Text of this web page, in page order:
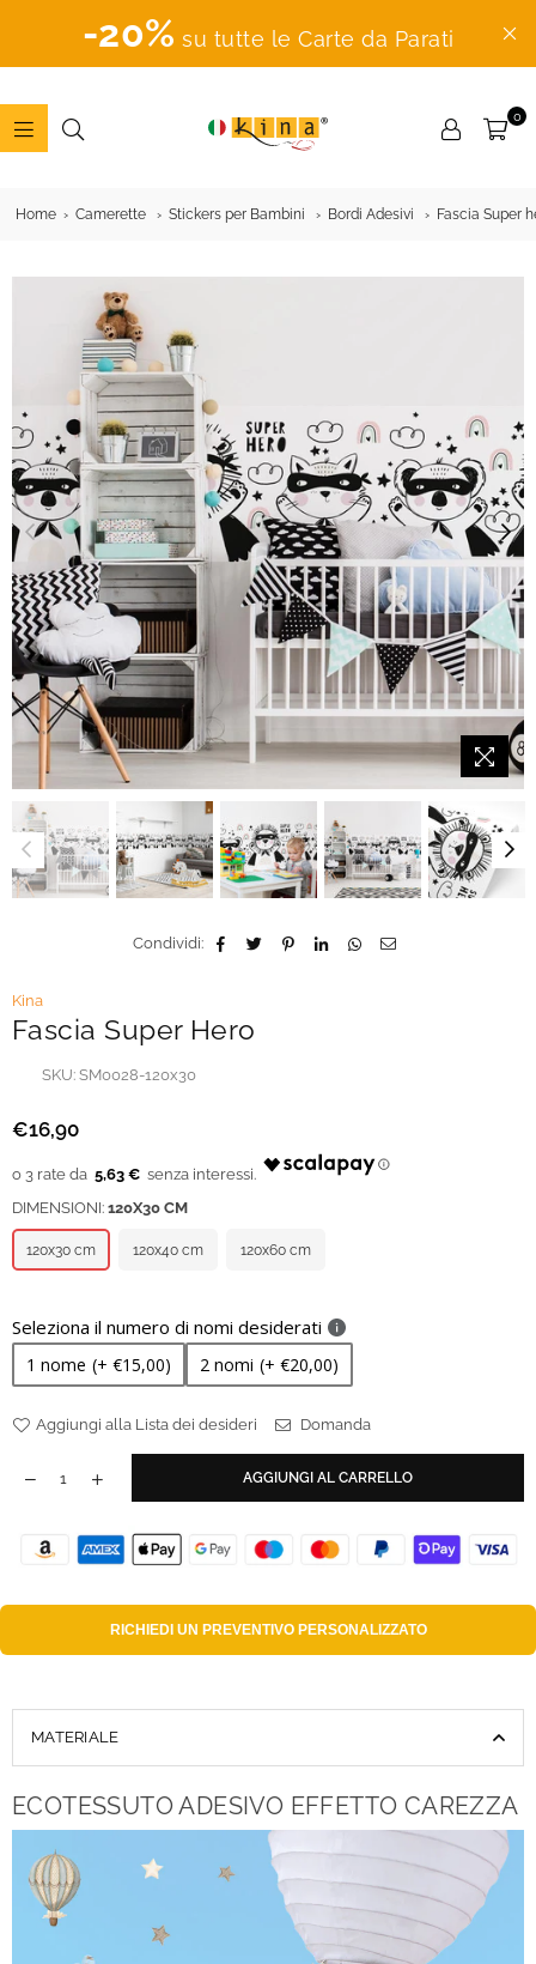
-20% su tutte le Carte da Parati
0
Home Camerette Stickers per Bambini Bordi Adesivi Fascia Super
Condividi:
Kina
Fascia Super Hero
SKU: SM0028-120x30
Prezzo
€16,90
5,63 €
DIMENSIONI: 120X30 CM
120x30 cm 120x40 cm 120x60 cm
Seleziona il numero di nomi desiderati
1 nome (+ €15,00) 2 nomi (+ €20,00)
Aggiungi alla Lista dei desideri Domanda
AGGIUNGI AL CARRELLO
RICHIEDI UN PREVENTIVO PERSONALIZZATO
MATERIALE
ECOTESSUTO ADESIVO EFFETTO CAREZZA